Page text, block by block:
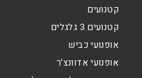
קטנועים
קטנועים 3 גלגלים
אופנועי כביש
אופנועי אדוונצ’ר